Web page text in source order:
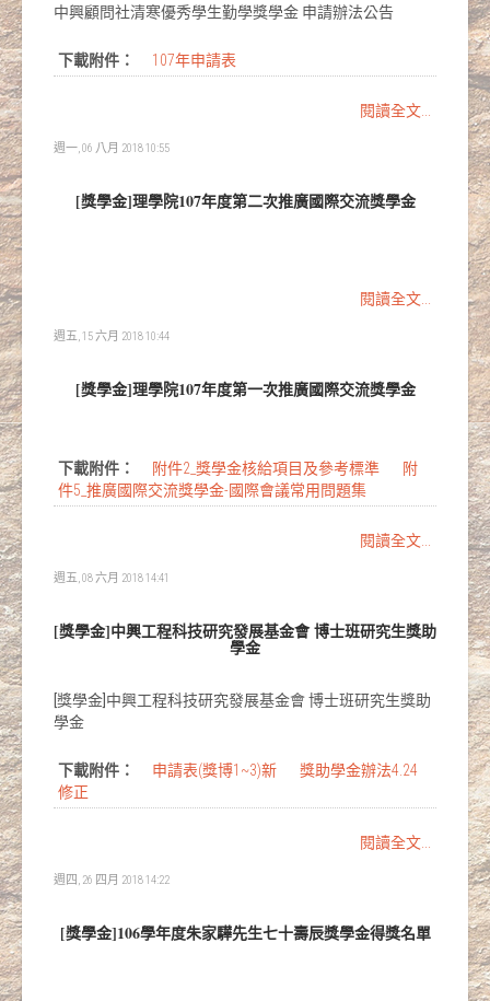
中興顧問社清寒優秀學生勤學獎學金 申請辦法公告
下載附件： 107年申請表
閱讀全文...
週一, 06 八月 2018 10:55
[獎學金]理學院107年度第二次推廣國際交流獎學金
閱讀全文...
週五, 15 六月 2018 10:44
[獎學金]理學院107年度第一次推廣國際交流獎學金
下載附件： 附件2_獎學金核給項目及參考標準
附
件5_推廣國際交流獎學金-國際會議常用問題集
閱讀全文...
週五, 08 六月 2018 14:41
[獎學金]中興工程科技研究發展基金會 博士班研究生獎助
學金
[獎學金]中興工程科技研究發展基金會 博士班研究生獎助
學金
下載附件： 申請表(獎博1~3)新
獎助學金辦法4.24
修正
閱讀全文...
週四, 26 四月 2018 14:22
[獎學金]106學年度朱家驊先生七十壽辰獎學金得獎名單